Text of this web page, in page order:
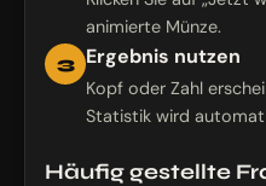
animierte Münze.
3 Ergebnis nutzen
Kopf oder Zahl
Statistik wird
Häufig gestellte